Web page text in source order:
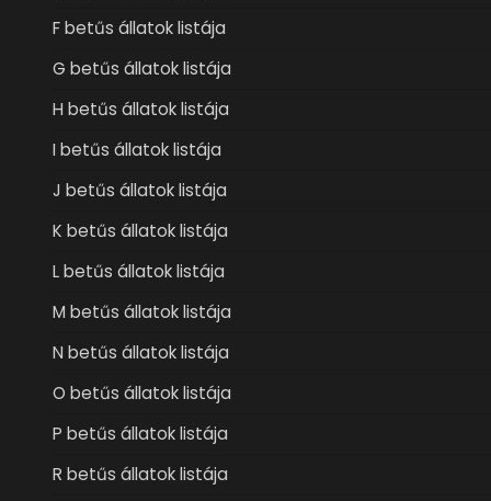
F betűs állatok listája
G betűs állatok listája
H betűs állatok listája
I betűs állatok listája
J betűs állatok listája
K betűs állatok listája
L betűs állatok listája
M betűs állatok listája
N betűs állatok listája
O betűs állatok listája
P betűs állatok listája
R betűs állatok listája